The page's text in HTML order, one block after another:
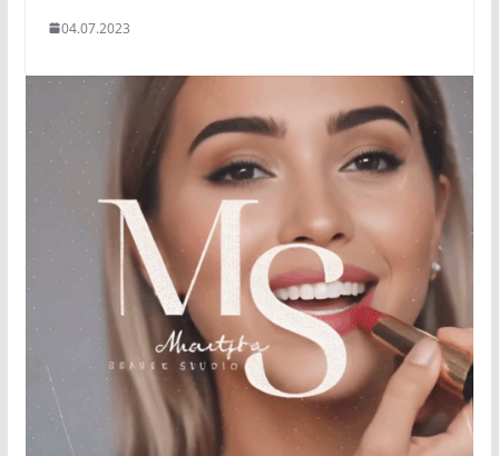
04.07.2023